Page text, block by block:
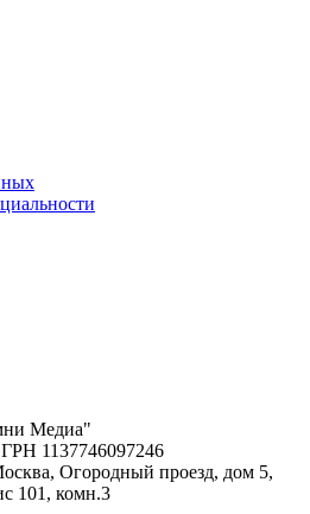
Медиа"
1137746097246
Огородный проезд, дом 5,
101, комн.3